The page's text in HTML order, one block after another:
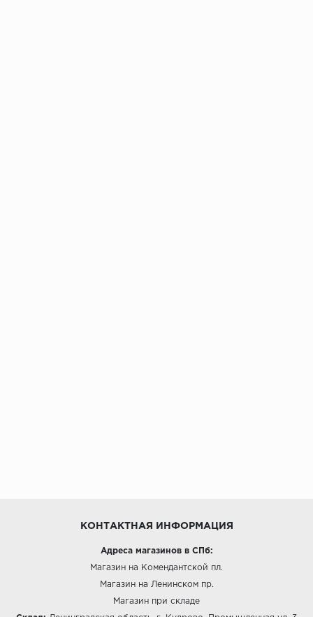
КОНТАКТНАЯ ИНФОРМАЦИЯ
Адреса магазинов в СПб:
Магазин на Комендантской пл.
Магазин на Ленинском пр.
Магазин при складе